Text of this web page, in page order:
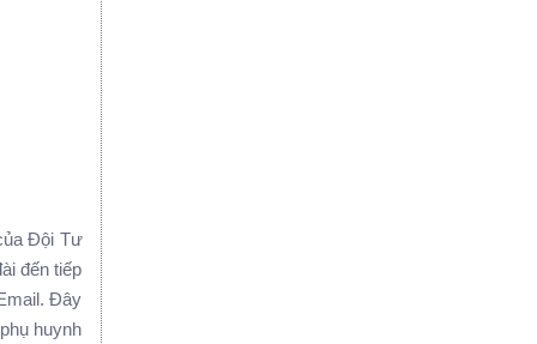
Đội Tư
đến tiếp
Đây
huynh